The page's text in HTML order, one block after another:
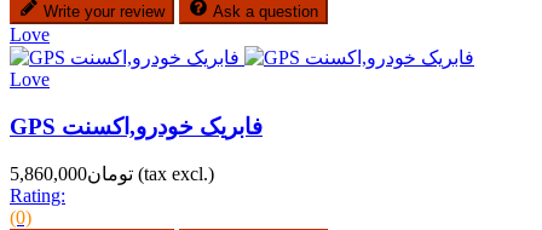
Write your review Ask a question
Love
Love
GPS فابریک خودرو,اکسنت
تومان5,860,000 (tax excl.)
Rating:
(0)